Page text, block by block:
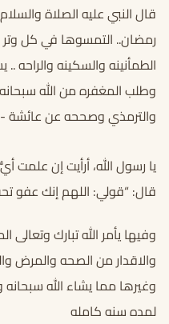
قال النبي عليه الصلاة
رمضان.. التمسوها في كل
الطمأنينه والسكينه والراحه
وطلب المغفره من الله
والترمذي وصححه عن عائشة
يا رسول الله، أرأيت إن علمت
قال: “قولي: اللهم إنك عفو
وفيها يأمر الله تبارك وتعالى
والاقدار من الصحه والمرض
وغيرها مما يشاء الله
لمده سنه كامله